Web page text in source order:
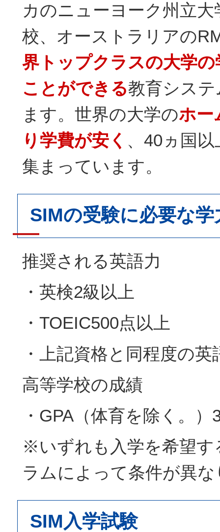
カのニューヨーク州立
校、オーストラリアの
界トップクラスの大学
ことができる教育シス
ます。世界の大学のホー
り学費が安く 、40ヵ国
集まっています。
SIMの受験に必要な学
推奨される英語力
・英検2級以上
・TOEIC500点以上
・上記資格と同程度の
高等学校の成績
・GPA（体育を除く。）
※いずれも入学を希望す
ラムによって条件が異
SIM入学試験